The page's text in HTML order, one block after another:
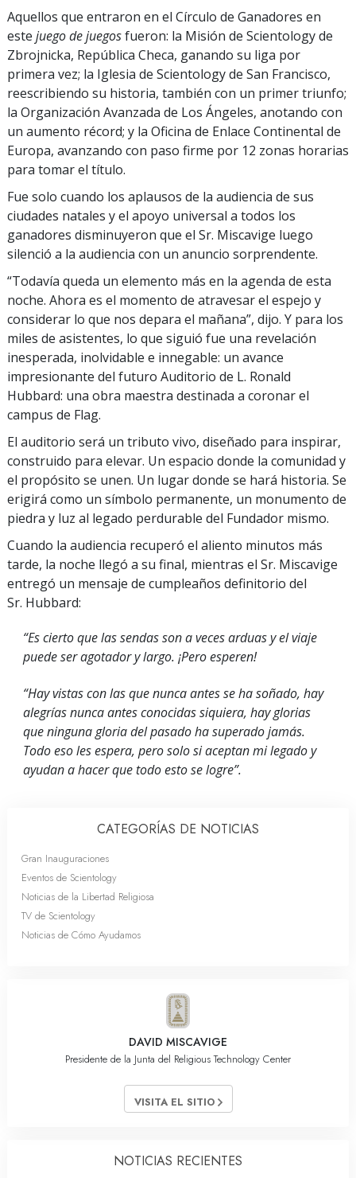
Aquellos que entraron en el Círculo de Ganadores en
este juego de juegosfueron: la Misión de Scientology de
Zbrojnicka, República Checa, ganando su liga por
primera vez; la Iglesia de Scientology de San Francisco,
reescribiendo su historia, también con un primer triunfo;
la Organización Avanzada de Los Ángeles, anotando con
un aumento récord; y la Oficina de Enlace Continental de
Europa, avanzando con paso firme por 12 zonas horarias
para tomar el título.
Fue solo cuando los aplausos de la audiencia de sus
ciudades natales y el apoyo universal a todos los
ganadores disminuyeron que el Sr. Miscavige luego
silenció a la audiencia con un anuncio sorprendente.
“Todavía queda un elemento más en la agenda de esta
noche. Ahora es el momento de atravesar el espejo y
considerar lo que nos depara el mañana”, dijo. Y para los
miles de asistentes, lo que siguió fue una revelación
inesperada, inolvidable e innegable: un avance
impresionante del futuro Auditorio de L. Ronald
Hubbard: una obra maestra destinada a coronar el
campus de Flag.
El auditorio será un tributo vivo, diseñado para inspirar,
construido para elevar. Un espacio donde la comunidad y
el propósito se unen. Un lugar donde se hará historia. Se
erigirá como un símbolo permanente, un monumento de
piedra y luz al legado perdurable del Fundador mismo.
Cuando la audiencia recuperó el aliento minutos más
tarde, la noche llegó a su final, mientras el Sr. Miscavige
entregó un mensaje de cumpleaños definitorio del
Sr. Hubbard:
“Es cierto que las sendas son a veces arduas y el viaje
puede ser agotador y largo. ¡Pero esperen!
“Hay vistas con las que nunca antes se ha soñado, hay
alegrías nunca antes conocidas siquiera, hay glorias
que ninguna gloria del pasado ha superado jamás.
Todo eso les espera, pero solo si aceptan mi legado y
ayudan a hacer que todo esto se logre”.
CATEGORÍAS DE NOTICIAS
Gran Inauguraciones
Eventos de Scientology
Noticias de la Libertad Religiosa
TV de Scientology
Noticias de Cómo Ayudamos
DAVID MISCAVIGE
Presidente de la Junta del Religious Technology Center
VISITA EL SITIO
NOTICIAS RECIENTES